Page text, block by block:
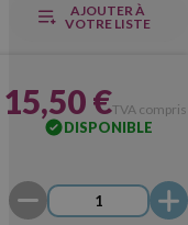
AJOUTER À
VOTRE LISTE
15,50 €TVA
DISPONIBLE